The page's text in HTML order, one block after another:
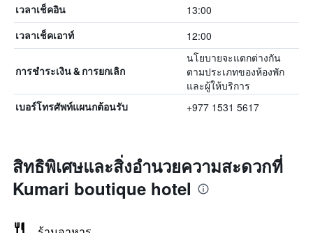
เวลาเช็คอิน 13:00
เวลาเช็คเอาท์ 12:00
การชำระเงิน & การยกเลิก
นโยบายจะแตกต่างกัน
ตามประเภทของห้องพัก
และผู้ให้บริการ
เบอร์โทรศัพท์แผนกต้อนรับ +977 1531 5617
สิทธิพิเศษและสิ่งอำนวยความสะดวกที่
Kumari boutique hotel